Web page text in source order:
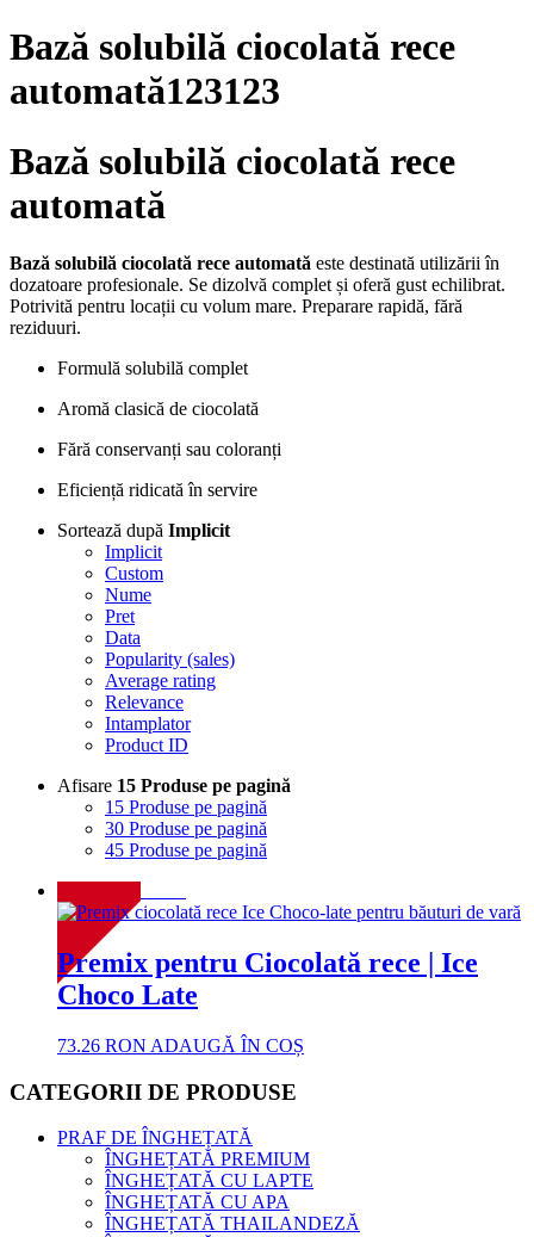
Bază solubilă ciocolată rece
automată123123
Bază solubilă ciocolată rece
automată
Bază solubilă ciocolată rece automată este destinată utilizării în
dozatoare profesionale. Se dizolvă complet și oferă gust echilibrat.
Potrivită pentru locații cu volum mare. Preparare rapidă, fără
reziduuri.
Formulă solubilă complet
Aromă clasică de ciocolată
Fără conservanți sau coloranți
Eficiență ridicată în servire
Sortează după Implicit
Implicit
Custom
Nume
Pret
Data
Popularity (sales)
Average rating
Relevance
Intamplator
Product ID
Afisare 15 Produse pe pagină
15 Produse pe pagină
30 Produse pe pagină
45 Produse pe pagină
Premix pentru Ciocolată rece | Ice
Choco Late
73.26 RON ADAUGĂ ÎN COȘ
CATEGORII DE PRODUSE
PRAF DE ÎNGHEȚATĂ
ÎNGHEȚATĂ PREMIUM
ÎNGHEȚATĂ CU LAPTE
ÎNGHEȚATĂ CU APA
ÎNGHEȚATĂ THAILANDEZĂ